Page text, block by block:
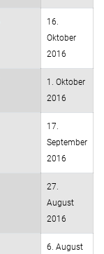
16.
Oktober
2016
1. Oktober
2016
17.
September
2016
27.
August
2016
6. August